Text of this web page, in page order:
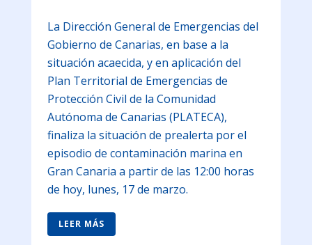
La Dirección General de Emergencias del
Gobierno de Canarias, en base a la
situación acaecida, y en aplicación del
Plan Territorial de Emergencias de
Protección Civil de la Comunidad
Autónoma de Canarias (PLATECA),
finaliza la situación de prealerta por el
episodio de contaminación marina en
Gran Canaria a partir de las 12:00 horas
de hoy, lunes, 17 de marzo.
LEER MÁS